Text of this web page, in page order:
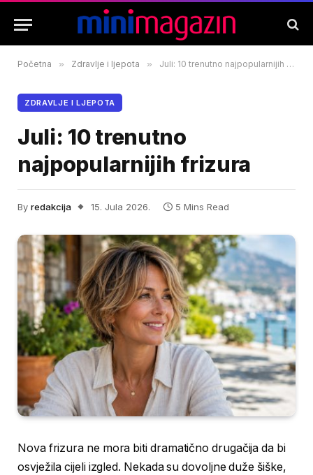
Početna » Zdravlje i ljepota » Juli: 10 trenutno najpopularnijih frizura
ZDRAVLJE I LJEPOTA
Juli: 10 trenutno
najpopularnijih frizura
By redakcija 15. Jula 2026. 5 Mins Read
Nova frizura ne mora biti dramatično drugačija da bi
osvježila cijeli izgled. Nekada su dovoljne duže šiške,